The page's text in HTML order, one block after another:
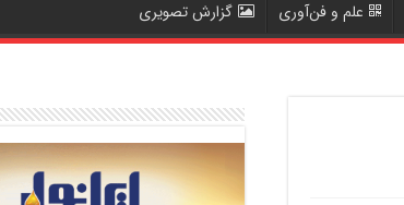
علم و فن‌آوری گزارش تصویری